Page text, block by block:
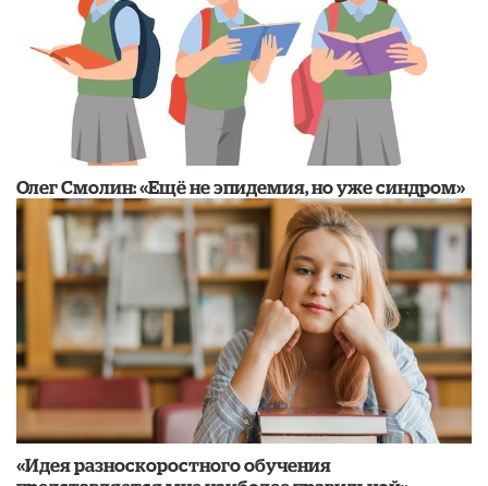
​Олег Смолин: «Ещё не эпидемия, но уже синдром»
«Идея разноскоростного обучения